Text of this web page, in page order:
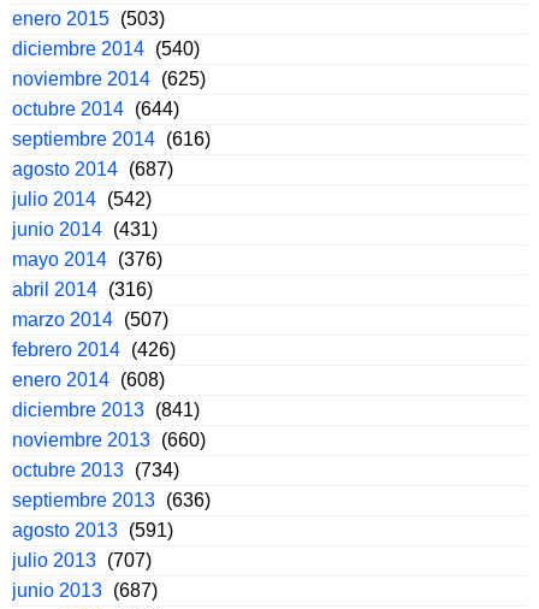
enero 2015 (503)
diciembre 2014 (540)
noviembre 2014 (625)
octubre 2014 (644)
septiembre 2014 (616)
agosto 2014 (687)
julio 2014 (542)
junio 2014 (431)
mayo 2014 (376)
abril 2014 (316)
marzo 2014 (507)
febrero 2014 (426)
enero 2014 (608)
diciembre 2013 (841)
noviembre 2013 (660)
octubre 2013 (734)
septiembre 2013 (636)
agosto 2013 (591)
julio 2013 (707)
junio 2013 (687)